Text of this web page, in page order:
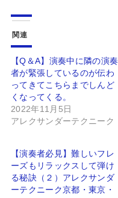
関連
【Q＆A】演奏中に隣の演奏
者が緊張しているのが伝わ
ってきてこちらまでしんど
くなってくる。
2022年11月5日
アレクサンダーテクニーク
【演奏者必見】難しいフレ
ーズもリラックスして弾け
る秘訣（２）アレクサンダ
ーテクニーク京都・東京・